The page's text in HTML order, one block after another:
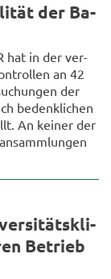
der Ba­
hat in der ver­
an 42
der
be­denk­li­chen
An kei­ner der
Be­trieb